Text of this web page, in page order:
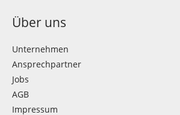
Über uns
Unternehmen
Ansprechpartner
Jobs
AGB
Impressum